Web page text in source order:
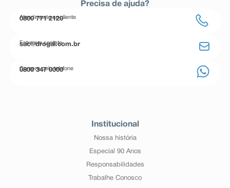
Precisa de ajuda?
Atendimento ao cliente
0800 771 2120
Entre em contato
sac@drogal.com.br
Compre pelo telefone
0800 347 0000
Institucional
Nossa história
Especial 90 Anos
Responsabilidades
Trabalhe Conosco